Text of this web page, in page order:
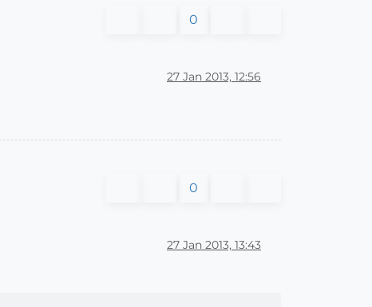
0
27 Jan 2013, 12:56
0
27 Jan 2013, 13:43